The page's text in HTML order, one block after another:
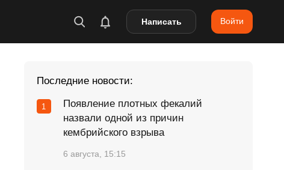
Написать Войти
Последние новости:
Появление плотных фекалий
назвали одной из причин
кембрийского взрыва
6 августа, 15:15